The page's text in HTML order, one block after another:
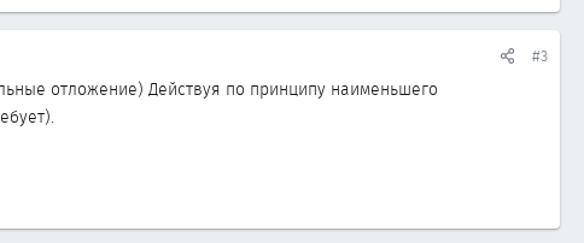
#3
отложение) Действуя по принципу наименьшего